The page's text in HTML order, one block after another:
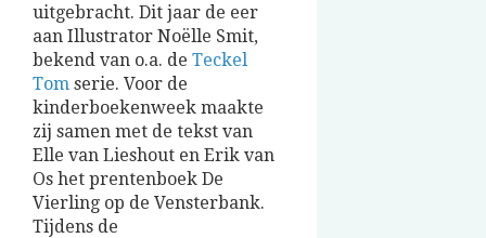
uitgebracht. Dit jaar de eer
aan Illustrator Noëlle Smit,
bekend van o.a. de Teckel
Tom serie. Voor de
kinderboekenweek maakte
zij samen met de tekst van
Elle van Lieshout en Erik van
Os het prentenboek De
Vierling op de Vensterbank.
Tijdens de